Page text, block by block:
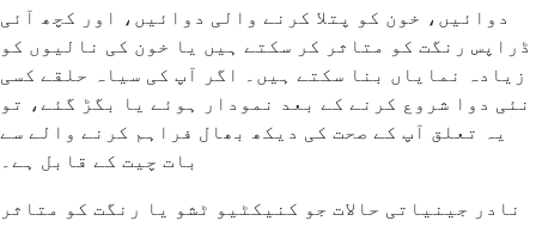
دوائیں، خون کو پتلا کرنے والی دوائیں، اور کچھ آئی
ڈراپس رنگت کو متاثر کر سکتے ہیں یا خون کی نالیوں کو
زیادہ نمایاں بنا سکتے ہیں۔ اگر آپ کی سیاہ حلقے کسی
نئی دوا شروع کرنے کے بعد نمودار ہوئے یا بگڑ گئے، تو
یہ تعلق آپ کے صحت کی دیکھ بھال فراہم کرنے والے سے
بات چیت کے قابل ہے۔
نادر جینیاتی حالات جو کنیکٹیو ٹشو یا رنگت کو متاثر